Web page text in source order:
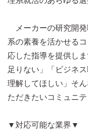
メーカーの研究開
系の素養を活かせる
応した指導を提供し
足りない」「ビジネ
理解してほしい」そ
ただきたいコミュニテ
▼対応可能な業界▼